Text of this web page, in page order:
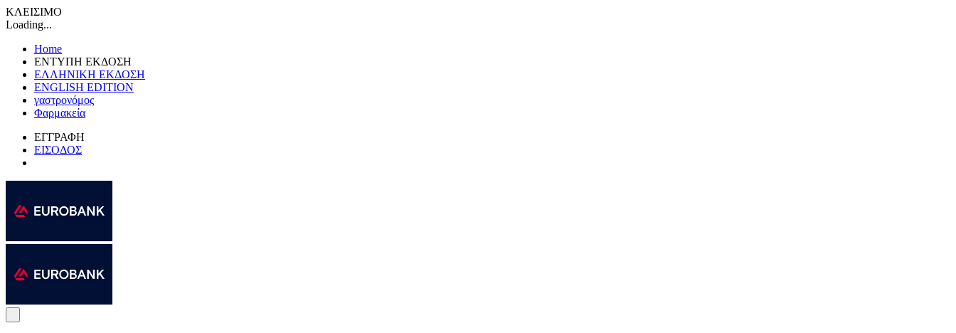
ΚΛΕΙΣΙΜΟ
Loading...
Home
ΕΝΤΥΠΗ ΕΚΔΟΣΗ
ΕΛΛΗΝΙΚΗ ΕΚΔΟΣΗ
ENGLISH EDITION
γαστρονόμος
Φαρμακεία
ΕΓΓΡΑΦΗ
ΕΙΣΟΔΟΣ